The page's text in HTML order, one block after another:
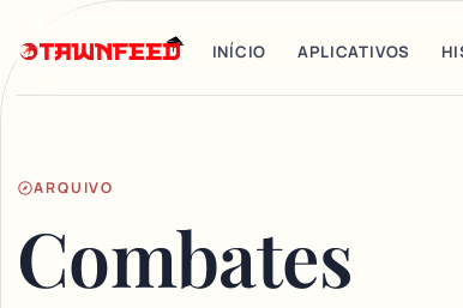
INÍCIO APLICATIVOS
ARQUIVO
Combates